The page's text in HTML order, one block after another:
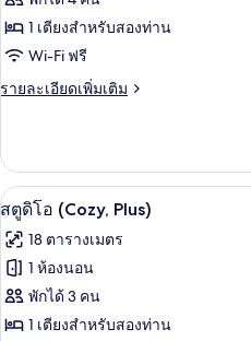
นอน
(Metro)
สตู
ดิโอ
(Two-
1 เตียงสำหรับสองท่าน
Wi-Fi ฟรี
รายละเอียดเพิ่มเติม
ราย
เกี่ยว
กับ
สตู
โอ
(Two-
Bedroom
Metro)
เปิด
ภาพถ่าย
ทั้งหมด
ของ
สตู
7
สตูดิโอ (Cozy, Plus)
18 ตารางเมตร
1 ห้องนอน
พักได้ 3 คน
1 เตียงสำหรับสองท่าน